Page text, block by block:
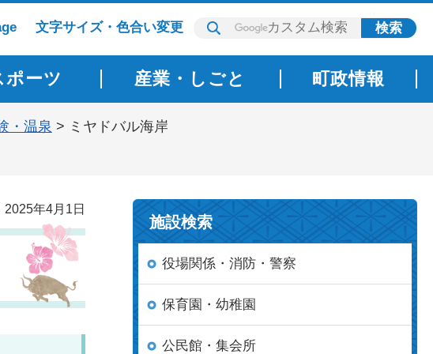
文字サイズ・色合い変更
ポーツ 産業・しごと 町政情報
・温泉 > ミヤドバル海岸
2025年4月1日
施設検索
役場関係・消防・警察
保育園・幼稚園
公民館・集会所